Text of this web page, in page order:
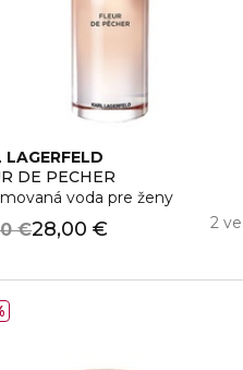
LAGERFELD
DE PECHER
voda pre ženy
28,00 €
€ 2